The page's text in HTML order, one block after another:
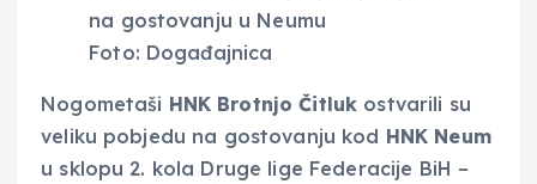
Foto: Događajnica
Nogometaši HNK Brotnjo Čitluk ostvarili su
veliku pobjedu na gostovanju kod HNK Neum
u sklopu 2. kola Druge lige Federacije BiH –